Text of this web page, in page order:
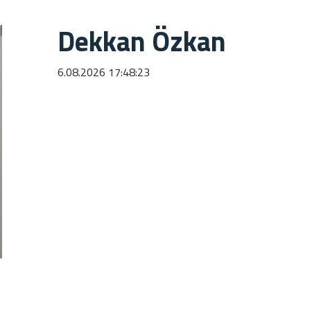
Dekkan Özkan
6.08.2026 17:48:23